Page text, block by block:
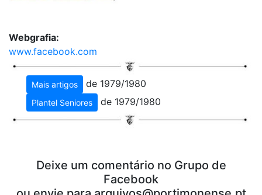
Webgrafia:
www.facebook.com
Mais artigos de 1979/1980
Plantel Seniores de 1979/1980
Deixe um comentário no Grupo de
Facebook